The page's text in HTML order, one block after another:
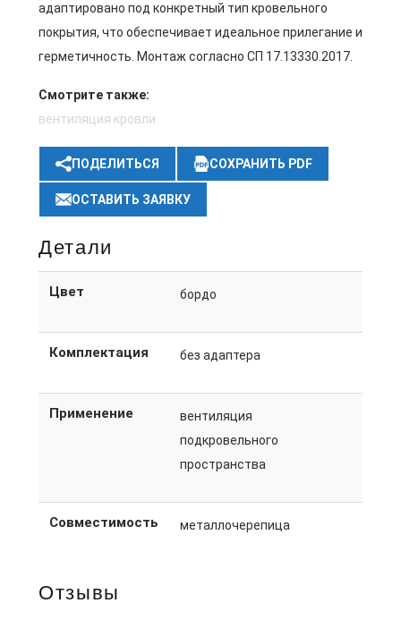
адаптировано под конкретный тип кровельного
покрытия, что обеспечивает идеальное прилегание и
герметичность. Монтаж согласно СП 17.13330.2017.
Смотрите также:
вентиляция кровли
ПОДЕЛИТЬСЯ СОХРАНИТЬ PDF
ОСТАВИТЬ ЗАЯВКУ
Детали
Цвет бордо
Комплектация без адаптера
Применение
вентиляция
подкровельного
пространства
Совместимость металлочерепица
Отзывы